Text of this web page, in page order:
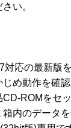
い。
応の最新版
め動作を確認
ROMをセ
内のデータ